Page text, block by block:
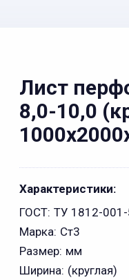
Лист
8,0-10,0
Характеристики:
ГОСТ: ТУ 1812-
Марка: Ст3
Размер: мм
Ширина: (круглая)